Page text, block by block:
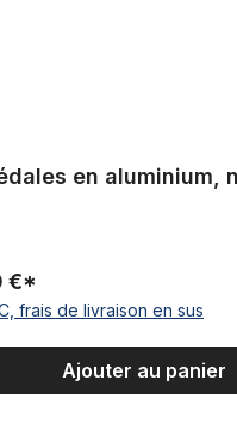
en aluminium,
€*
frais de livraison en sus
Ajouter au panier